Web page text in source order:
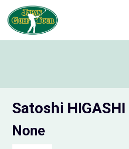
Satoshi HIGASHI
None